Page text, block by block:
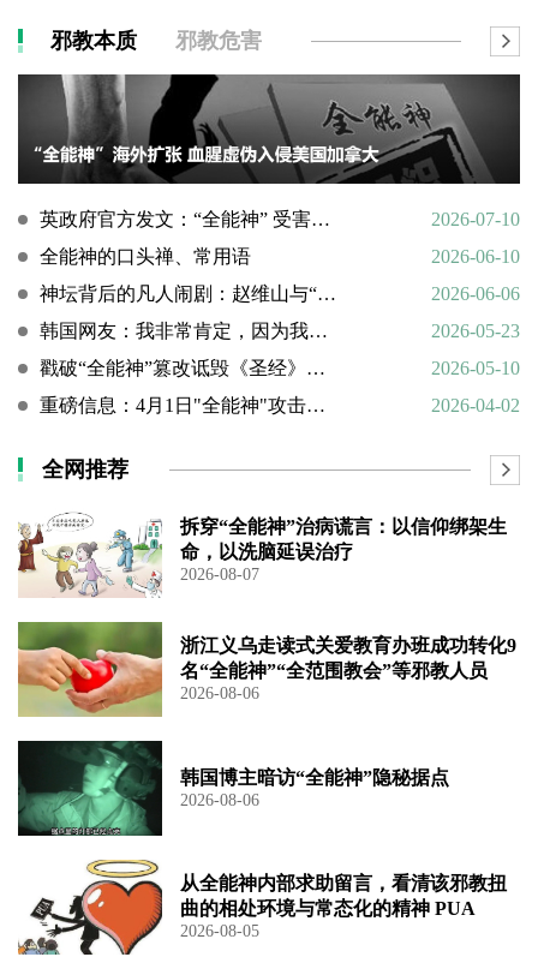
邪教本质 邪教危害
英政府官方发文：“全能神” 受害说辞不实，英国拒为邪教提供庇护
2026-07-10
全能神的口头禅、常用语
2026-06-10
神坛背后的凡人闹剧：赵维山与“女基督”杨向斌的隐秘家庭史
2026-06-06
韩国网友：我非常肯定，因为我亲眼所见。
2026-05-23
戳破“全能神”篡改诋毁《圣经》的荒谬本质
2026-05-10
重磅信息：4月1日"全能神"攻击天主教
2026-04-02
全网推荐
拆穿“全能神”治病谎言：以信仰绑架生
命，以洗脑延误治疗
2026-08-07
浙江义乌走读式关爱教育办班成功转化9
名“全能神”“全范围教会”等邪教人员
2026-08-06
韩国博主暗访“全能神”隐秘据点
2026-08-06
从全能神内部求助留言，看清该邪教扭
曲的相处环境与常态化的精神 PUA
2026-08-05